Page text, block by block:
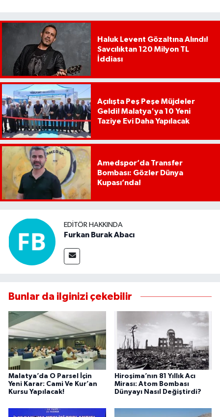
Haluk Levent Gözaltına Alındı!
Savcılıktan 120 Milyon TL
İddiası
Açılışta Peş Peşe Müjdeler
Geldi! Malatya'ya 10 Yeni
Taziye Evi Daha Yapılacak
Amedspor’da Transfer
Bombası: Gözler Dünya
Kupası’nda!
EDITÖR HAKKINDA
Furkan Burak Abacı
Bunlar da ilginizi çekebilir
Malatya’da O Parsel İçin
Yeni Karar: Cami Ve Kur’an
Kursu Yapılacak!
Hiroşima’nın 81 Yıllık Acı
Mirası: Atom Bombası
Dünyayı Nasıl Değiştirdi?